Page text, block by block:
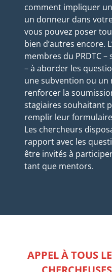
comment impliquer
un donneur dans
vous pouvez poser
bien d’autres encore.
membres du PRDTC
– à aborder les
une subvention ou un
renforcer la
stagiaires souhaitant
remplir leur
Les chercheurs
rapport avec les
être invités à
tant que mentors.
APPEL À TOUS